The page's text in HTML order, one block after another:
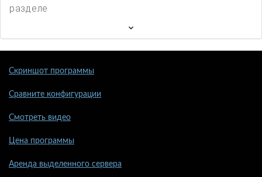
разделе
Скриншот программы
Сравните конфигурации
Смотреть видео
Цена программы
Аренда выделенного сервера